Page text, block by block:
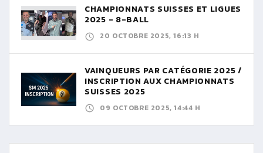
CHAMPIONNATS SUISSES ET LIGUES
2025 - 8-BALL
20 OCTOBRE 2025, 16:13 H
VAINQUEURS PAR CATÉGORIE 2025 /
INSCRIPTION AUX CHAMPIONNATS
SUISSES 2025
09 OCTOBRE 2025, 14:44 H